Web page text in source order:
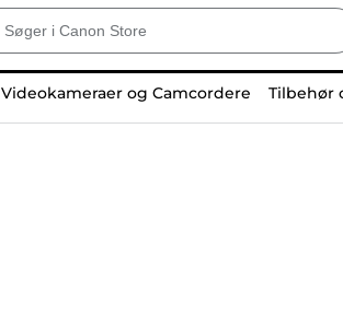
Videokameraer og Camcordere Tilbehør